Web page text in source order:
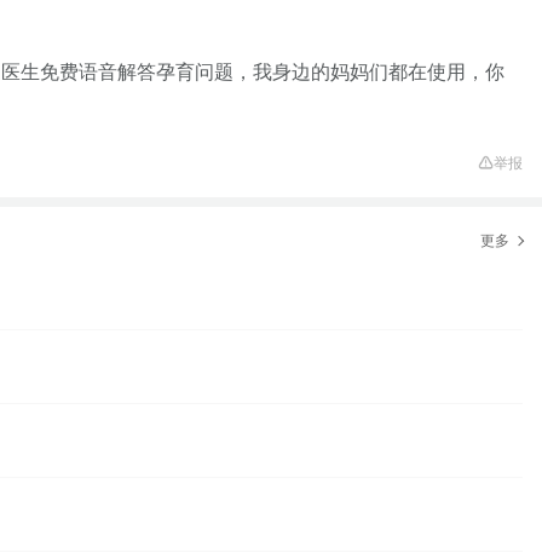
生免费语音解答孕育问题，我身边的妈妈们都在使用，你
举报
更多